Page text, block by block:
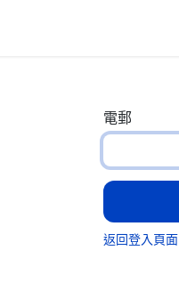
電郵
返回登入頁面